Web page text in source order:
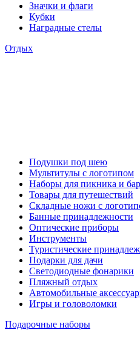
Значки и флаги
Кубки
Наградные стелы
Отдых
Подушки под шею
Мультитулы с логотипом
Наборы для пикника и
Товары для путешествий
Складные ножи с
Банные принадлежности
Оптические приборы
Инструменты
Туристические
Подарки для дачи
Светодиодные фонарики
Пляжный отдых
Автомобильные
Игры и головоломки
Подарочные наборы